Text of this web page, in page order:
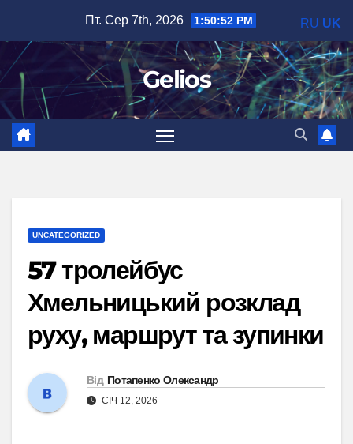
вмісту
Пт. Сер 7th, 2026 1:50:53 PM
Gelios
UNCATEGORIZED
57 тролейбус
Хмельницький розклад
руху, маршрут та зупинки
Від Потапенко Олександр
СІЧ 12, 2026
RU UK